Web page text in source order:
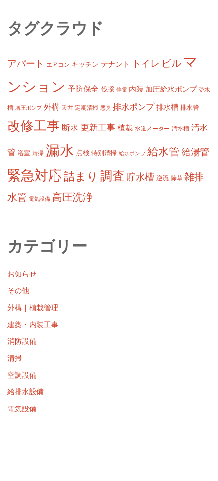
タグクラウド
アパート エアコン キッチン テナント トイレ ビル マ
ンション 予防保全 伐採 停電 内装 加圧給水ポンプ 受水
槽 増圧ポンプ 外構 天井 定期清掃 悪臭 排水ポンプ 排水槽 排水管
改修工事 断水 更新工事 植栽 水道メーター 汚水槽 汚水
管 浴室 清掃 漏水 点検 特別清掃 給水ポンプ 給水管 給湯管
緊急対応詰まり 調査 貯水槽 逆流 除草 雑排
水管 電気設備 高圧洗浄
カテゴリー
お知らせ
その他
外構｜植栽管理
建築・内装工事
消防設備
清掃
空調設備
給排水設備
電気設備